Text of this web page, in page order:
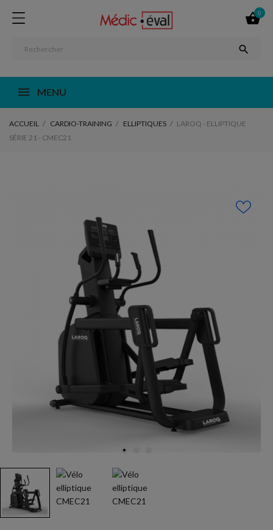

0

MENU
ACCUEIL CARDIO-TRAINING ELLIPTIQUES
LAROQ - ELLIPTIQUE
SÉRIE 21 - CMEC21